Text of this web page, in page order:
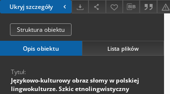
Ukryj szczegóły
Struktura obiektu
Opis obiektu Lista plików
Tytuł:
Językowo-kulturowy obraz słomy w polskiej
lingwokulturze. Szkic etnolingwistyczny